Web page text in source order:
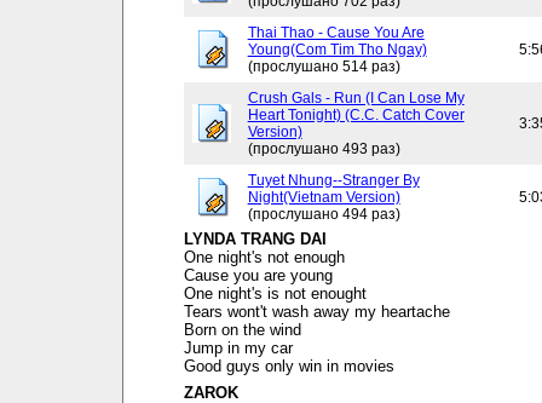
Thai Thao - Cause You Are
Young(Com Tim Tho Ngay)
(прослушано 514 раз)
Crush Gals - Run (I Can Lose My
Heart Tonight) (C.C. Catch Cover
Version)
(прослушано 493 раз)
Tuyet Nhung--Stranger By
Night(Vietnam Version)
(прослушано 494 раз)
LYNDA TRANG DAI
One night's not enough
Cause you are young
One night's is not enought
Tears wont't wash away my heartache
Born on the wind
Jump in my car
Good guys only win in movies
ZAROK